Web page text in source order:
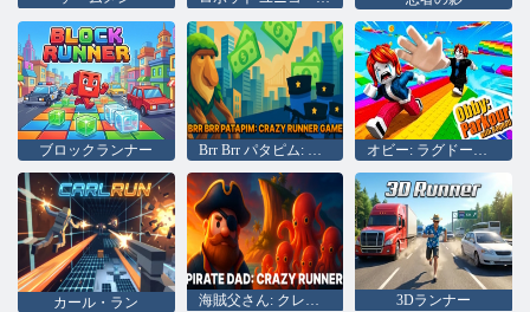
ブロックランナー Brr Brr パタピム: クレイジー ランナー ゲーム オビー: ラグドールとパルクール
カール・ラン 海賊父さん: クレイジーランナー 3Dランナー